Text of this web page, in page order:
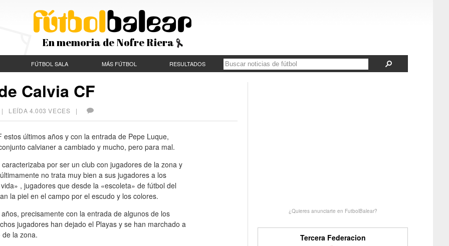
En memoria de Nofre Riera
FÚTBOL SALA MÁS FÚTBOL RESULTADOS
Calvia CF
4.003 VECES |
estos últimos años y con la entrada de Pepe Luque,
calvianer a cambiado y mucho, pero para mal.
por ser un club con jugadores de la zona y
no trata muy bien a sus jugadores a los
, jugadores que desde la «escoleta» de fútbol del
la piel en el campo por el escudo y los colores.
precisamente con la entrada de algunos de los
jugadores han dejado el Playas y se han marchado a
la zona.
¿Quieres anunciarte en FutbolBalear?
Tercera Federacion